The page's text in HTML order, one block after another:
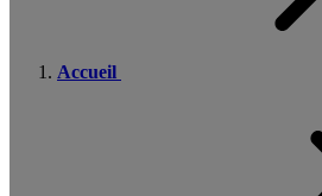
Accueil